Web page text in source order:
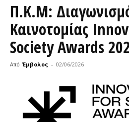
Π.Κ.Μ:
Καινοτομίας
Society Awards
Από Έμβολος - 02/06/2026